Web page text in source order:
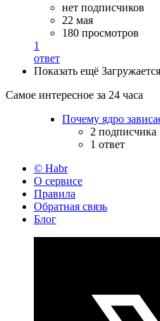
нет подписчиков
22 мая
180 просмотров
1
ответ
Показать ещё
Самое интересное за 24 часа
Почему ядро
2 подписчика
1 ответ
© Habr
О сервисе
Правила
Обратная связь
Блог